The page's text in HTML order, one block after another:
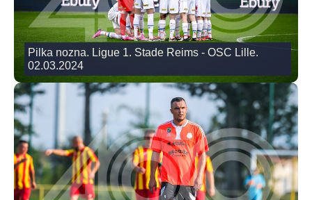
Pilka nozna. Ligue 1. Stade Reims - OSC Lille.
02.03.2024